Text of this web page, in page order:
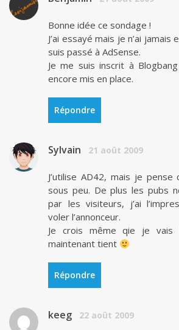
Bonne idée ce sondage !
J’ai essayé mais je n’ai jamais
suis passé à AdSense.
Je me suis inscrit à
encore mis en place.
Répondre
Sylvain 21 août 2009
J’utilise AD42, mais je
sous peu. De plus les pubs
par les visiteurs, j’ai
voler l’annonceur.
Je crois même qie je vais
maintenant tient
Répondre
keeg 22 août 2009